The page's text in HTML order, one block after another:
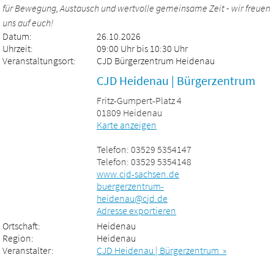
für Bewegung, Austausch und wertvolle gemeinsame Zeit - wir freuen
uns auf euch!
Datum:
26.10.2026
Uhrzeit:
09:00 Uhr bis 10:30 Uhr
Veranstaltungsort:
CJD Bürgerzentrum Heidenau
CJD Heidenau | Bürgerzentrum
Fritz-Gumpert-Platz 4
01809 Heidenau
Karte anzeigen
Telefon: 03529 5354147
Telefon: 03529 5354148
www.cjd-sachsen.de
buergerzentrum-
heidenau@cjd.de
Adresse exportieren
Ortschaft:
Heidenau
Region:
Heidenau
Veranstalter:
CJD Heidenau | Bürgerzentrum »